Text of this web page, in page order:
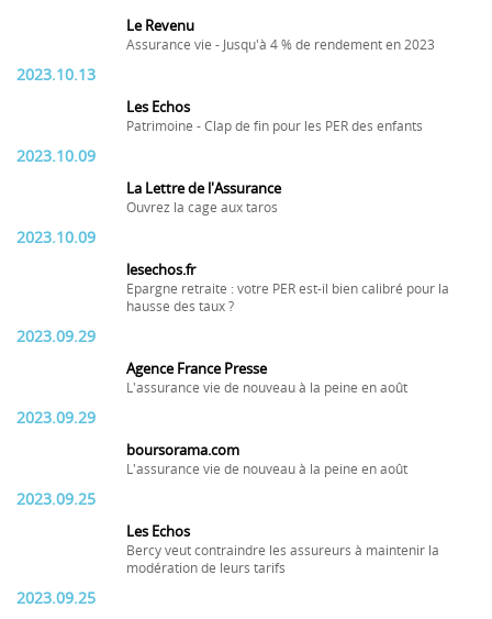
Le Revenu
Assurance vie - Jusqu'à 4 % de rendement en 2023
2023.10.13
Les Echos
Patrimoine - Clap de fin pour les PER des enfants
2023.10.09
La Lettre de l'Assurance
Ouvrez la cage aux taros
2023.10.09
lesechos.fr
Epargne retraite : votre PER est-il bien calibré pour la
hausse des taux ?
2023.09.29
Agence France Presse
L'assurance vie de nouveau à la peine en août
2023.09.29
boursorama.com
L'assurance vie de nouveau à la peine en août
2023.09.25
Les Echos
Bercy veut contraindre les assureurs à maintenir la
modération de leurs tarifs
2023.09.25